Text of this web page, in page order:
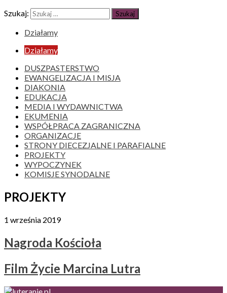
Szukaj:
Działamy
Działamy
DUSZPASTERSTWO
EWANGELIZACJA I MISJA
DIAKONIA
EDUKACJA
MEDIA I WYDAWNICTWA
EKUMENIA
WSPÓŁPRACA ZAGRANICZNA
ORGANIZACJE
STRONY DIECEZJALNE I PARAFIALNE
PROJEKTY
WYPOCZYNEK
KOMISJE SYNODALNE
PROJEKTY
1 września 2019
Nagroda Kościoła
Film Życie Marcina Lutra